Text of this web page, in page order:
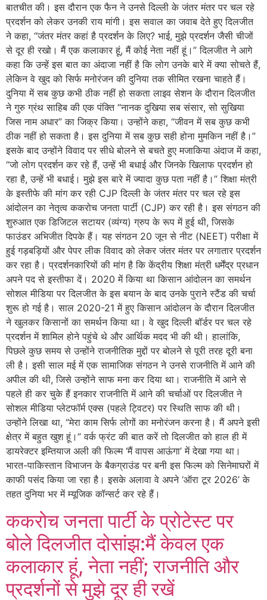
बातचीत की। इस दौरान एक फैन ने उनसे दिल्ली के जंतर मंतर पर चल रहे
प्रदर्शन को लेकर उनकी राय मांगी। इस सवाल का जवाब देते हुए दिलजीत
ने कहा, “जंतर मंतर कहां है प्रदर्शन के लिए? भाई, मुझे प्रदर्शन जैसी चीजों
से दूर ही रखो। मैं एक कलाकार हूं, मैं कोई नेता नहीं हूं।” दिलजीत ने आगे
कहा कि उन्हें इस बात का अंदाजा नहीं है कि लोग उनके बारे में क्या सोचते हैं,
लेकिन वे खुद को सिर्फ मनोरंजन की दुनिया तक सीमित रखना चाहते हैं।
दुनिया में सब कुछ कभी ठीक नहीं हो सकता लाइव सेशन के दौरान दिलजीत
ने गुरु ग्रंथ साहिब की एक पंक्ति “नानक दुखिया सब संसार, सो सुखिया
जिस नाम अधार” का जिक्र किया। उन्होंने कहा, “जीवन में सब कुछ कभी
ठीक नहीं हो सकता है। इस दुनिया में सब कुछ सही होना मुमकिन नहीं है।”
इसके बाद उन्होंने विवाद पर सीधे बोलने से बचते हुए मजाकिया अंदाज में कहा,
“जो लोग प्रदर्शन कर रहे हैं, उन्हें भी बधाई और जिनके खिलाफ प्रदर्शन हो
रहा है, उन्हें भी बधाई। मुझे इस बारे में ज्यादा कुछ पता नहीं है।” शिक्षा मंत्री
के इस्तीफे की मांग कर रही CJP दिल्ली के जंतर मंतर पर चल रहे इस
आंदोलन का नेतृत्व ककरोच जनता पार्टी (CJP) कर रही है। इस संगठन की
शुरुआत एक डिजिटल सटायर (व्यंग्य) ग्रुप के रूप में हुई थी, जिसके
फाउंडर अभिजीत दिपके हैं। यह संगठन 20 जून से नीट (NEET) परीक्षा में
हुई गड़बड़ियों और पेपर लीक विवाद को लेकर जंतर मंतर पर लगातार प्रदर्शन
कर रहा है। प्रदर्शनकारियों की मांग है कि केंद्रीय शिक्षा मंत्री धर्मेंद्र प्रधान
अपने पद से इस्तीफा दें। 2020 में किया था किसान आंदोलन का समर्थन
सोशल मीडिया पर दिलजीत के इस बयान के बाद उनके पुराने स्टैंड की चर्चा
शुरू हो गई है। साल 2020-21 में हुए किसान आंदोलन के दौरान दिलजीत
ने खुलकर किसानों का समर्थन किया था। वे खुद दिल्ली बॉर्डर पर चल रहे
प्रदर्शन में शामिल होने पहुंचे थे और आर्थिक मदद भी की थी। हालांकि,
पिछले कुछ समय से उन्होंने राजनीतिक मुद्दों पर बोलने से पूरी तरह दूरी बना
ली है। इसी साल मई में एक सामाजिक संगठन ने उनसे राजनीति में आने की
अपील की थी, जिसे उन्होंने साफ मना कर दिया था। राजनीति में आने से
पहले ही कर चुके हैं इनकार राजनीति में आने की चर्चाओं पर दिलजीत ने
सोशल मीडिया प्लेटफॉर्म एक्स (पहले ट्विटर) पर स्थिति साफ की थी।
उन्होंने लिखा था, “मेरा काम सिर्फ लोगों का मनोरंजन करना है। मैं अपने इसी
क्षेत्र में बहुत खुश हूं।” वर्क फ्रंट की बात करें तो दिलजीत को हाल ही में
डायरेक्टर इम्तियाज अली की फिल्म ‘मैं वापस आऊंगा’ में देखा गया था।
भारत-पाकिस्तान विभाजन के बैकग्राउंड पर बनी इस फिल्म को सिनेमाघरों में
काफी पसंद किया जा रहा है। इसके अलावा वे अपने ‘ऑरा टूर 2026’ के
तहत दुनिया भर में म्यूजिक कॉन्सर्ट कर रहे हैं।
ककरोच जनता पार्टी के प्रोटेस्ट पर
बोले दिलजीत दोसांझ:मैं केवल एक
कलाकार हूं, नेता नहीं; राजनीति और
प्रदर्शनों से मुझे दूर ही रखें